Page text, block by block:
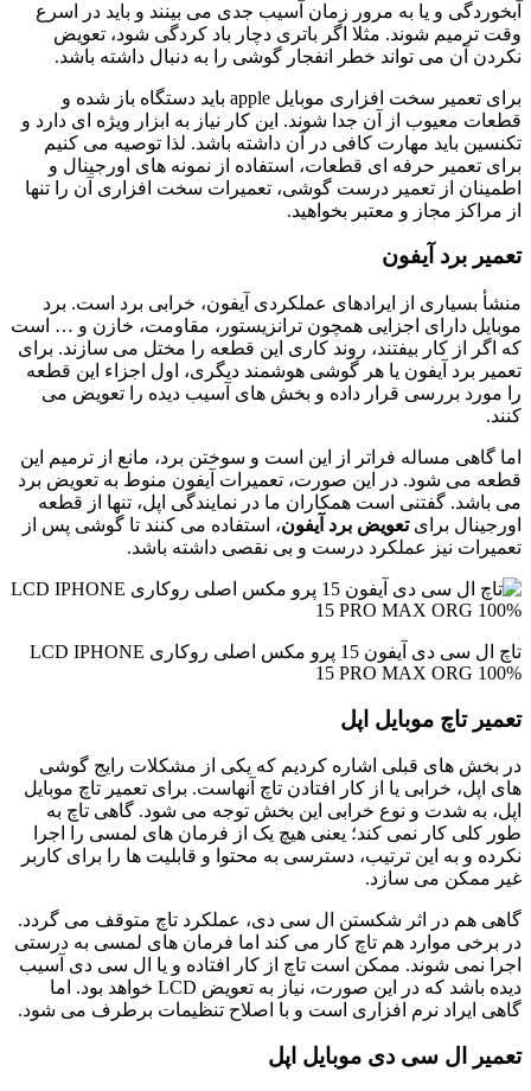
آبخوردگی و یا به مرور زمان آسیب جدی می بینند و باید در اسرع
وقت ترمیم شوند. مثلا اگر باتری دچار باد کردگی شود، تعویض
نکردن آن می تواند خطر انفجار گوشی را به دنبال داشته باشد.
برای تعمیر سخت افزاری موبایل apple باید دستگاه باز شده و
قطعات معیوب از آن جدا شوند. این کار نیاز به ابزار ویژه ای دارد و
تکنسین باید مهارت کافی در آن داشته باشد. لذا توصیه می کنیم
برای تعمیر حرفه ای قطعات، استفاده از نمونه های اورجینال و
اطمینان از تعمیر درست گوشی، تعمیرات سخت افزاری آن را تنها
از مراکز مجاز و معتبر بخواهید.
تعمیر برد آیفون
منشأ بسیاری از ایرادهای عملکردی آیفون، خرابی برد است. برد
موبایل دارای اجزایی همچون ترانزیستور، مقاومت، خازن و … است
که اگر از کار بیفتند، روند کاری این قطعه را مختل می سازند. برای
تعمیر برد آیفون یا هر گوشی هوشمند دیگری، اول اجزاء این قطعه
را مورد بررسی قرار داده و بخش های آسیب دیده را تعویض می
کنند.
اما گاهی مساله فراتر از این است و سوختن برد، مانع از ترمیم این
قطعه می شود. در این صورت، تعمیرات آیفون منوط به تعویض برد
می باشد. گفتنی است همکاران ما در نمایندگی اپل، تنها از قطعه
اورجینال برایتعویض برد آیفون، استفاده می کنند تا گوشی پس از
تعمیرات نیز عملکرد درست و بی نقصی داشته باشد.
تاچ ال سی دی آیفون 15 پرو مکس اصلی روکاری LCD IPHONE
15 PRO MAX ORG 100%
تعمیر تاچ موبایل اپل
در بخش های قبلی اشاره کردیم که یکی از مشکلات رایج گوشی
های اپل، خرابی یا از کار افتادن تاچ آنهاست. برای تعمیر تاچ موبایل
اپل، به شدت و نوع خرابی این بخش توجه می شود. گاهی تاچ به
طور کلی کار نمی کند؛ یعنی هیچ یک از فرمان های لمسی را اجرا
نکرده و به این ترتیب، دسترسی به محتوا و قابلیت ها را برای کاربر
غیر ممکن می سازد.
گاهی هم در اثر شکستن ال سی دی، عملکرد تاچ متوقف می گردد.
در برخی موارد هم تاچ کار می کند اما فرمان های لمسی به درستی
اجرا نمی شوند. ممکن است تاچ از کار افتاده و یا ال سی دی آسیب
دیده باشد که در این صورت، نیاز به تعویض LCD خواهد بود. اما
گاهی ایراد نرم افزاری است و با اصلاح تنظیمات برطرف می شود.
تعمیر ال سی دی موبایل اپل